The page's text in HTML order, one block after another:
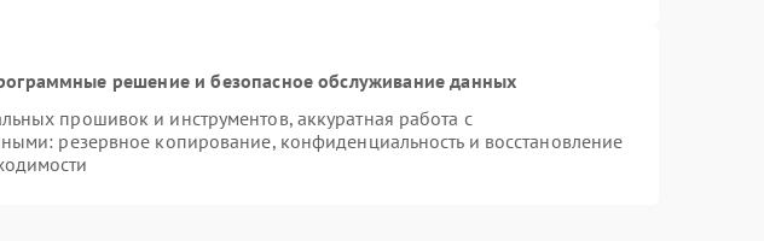
решение и безопасное обслуживание данных
прошивок и инструментов, аккуратная работа с
резервное копирование, конфиденциальность и восстановление